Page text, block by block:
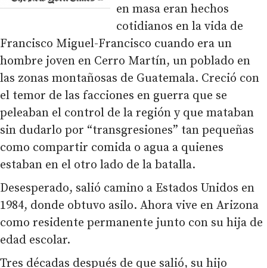
en masa eran hechos
cotidianos en la vida de
Francisco Miguel-Francisco cuando era un
hombre joven en Cerro Martín, un poblado en
las zonas montañosas de Guatemala. Creció con
el temor de las facciones en guerra que se
peleaban el control de la región y que mataban
sin dudarlo por “transgresiones” tan pequeñas
como compartir comida o agua a quienes
estaban en el otro lado de la batalla.
Desesperado, salió camino a Estados Unidos en
1984, donde obtuvo asilo. Ahora vive en Arizona
como residente permanente junto con su hija de
edad escolar.
Tres décadas después de que salió, su hijo